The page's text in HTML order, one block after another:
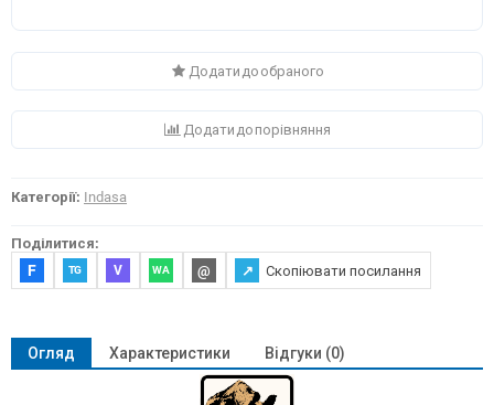
Додати до обраного
Додати до порівняння
Категорії: Indasa
Поділитися:
F TG V WA @ ↗ Скопіювати посилання
Огляд Характеристики Відгуки (0)